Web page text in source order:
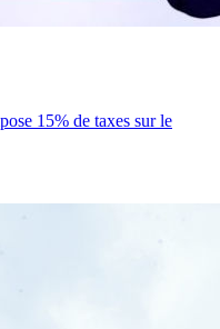
15% de taxes sur le